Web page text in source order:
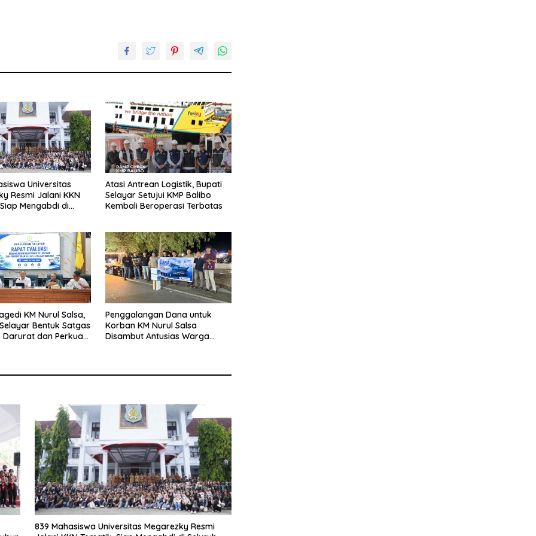
Universitas
Resmi Jalani KKN
Mengabdi di
Atasi Antrean Logistik, Bupati
Selayar Setujui KMP Balibo
Kembali Beroperasi Terbatas
KM Nurul Salsa,
Bentuk Satgas
Darurat dan Perkuat
Penggalangan Dana untuk
Korban KM Nurul Salsa
Disambut Antusias Warga
839 Mahasiswa Universitas Megarezky Resmi